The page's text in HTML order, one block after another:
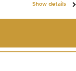
Show details